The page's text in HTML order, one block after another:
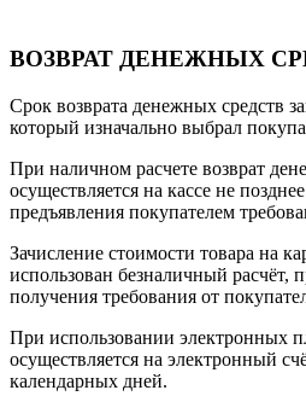
ВОЗВРАТ ДЕНЕЖНЫХ
Срок возврата денежных средств
который изначально выбрал
При наличном расчете возврат
осуществляется на кассе не
предъявления покупателем
Зачисление стоимости товара на
использован безналичный расчёт,
получения требования от
При использовании электронных
осуществляется на электронный
календарных дней.